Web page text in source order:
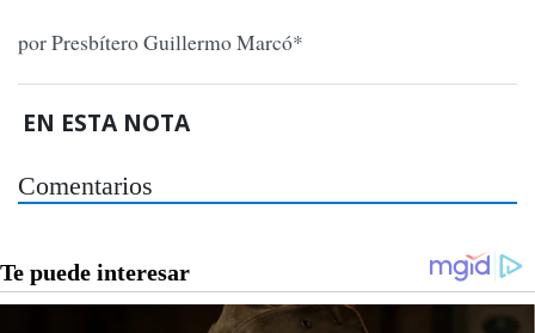
por Presbítero Guillermo Marcó*
EN ESTA NOTA
Comentarios